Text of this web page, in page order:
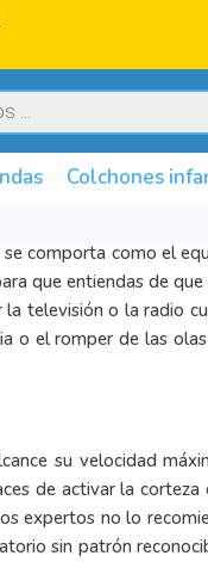
Colchones
se comporta como el
que entiendas de
televisión o la radio
o el romper de las
su velocidad
de activar la corteza
expertos no lo
sin patrón